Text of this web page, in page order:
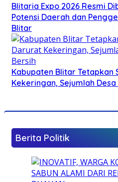
Blitaria Expo 2026 Resmi
Potensi Daerah dan
Blitar
Kabupaten Blitar Tetapkan
Kekeringan, Sejumlah
Berita Politik